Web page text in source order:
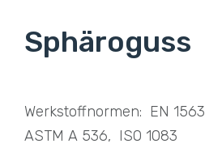
Sphäroguss
Werkstoffnormen: EN
ASTM A 536, ISO 1083